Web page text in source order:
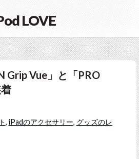
LOVE
Grip Vue」と「PRO
, iPadのアクセサリー, グッズのレ